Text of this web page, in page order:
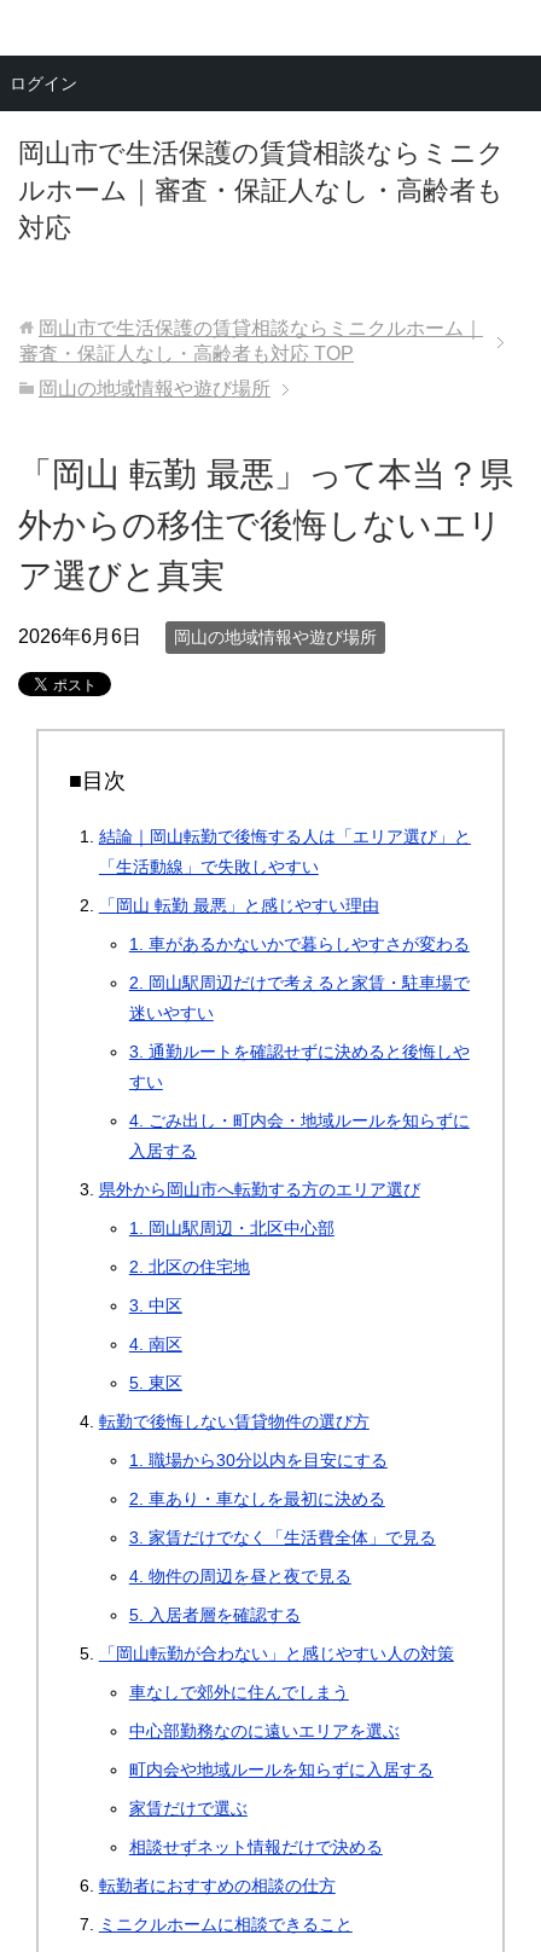
岡山市で生活保護の賃貸相談ならミニク
ルホーム｜審査・保証人なし・高齢者も
対応
メニュー
岡山市で生活保護の賃貸相談ならミニクルホーム｜
審査・保証人なし・高齢者も対応 TOP
岡山の地域情報や遊び場所
「岡山 転勤 最悪」って本当？県
外からの移住で後悔しないエリ
ア選びと真実
2026年6月6日 岡山の地域情報や遊び場所
■目次
結論｜岡山転勤で後悔する人は「エリア選び」と
「生活動線」で失敗しやすい
「岡山 転勤 最悪」と感じやすい理由
1. 車があるかないかで暮らしやすさが変わる
2. 岡山駅周辺だけで考えると家賃・駐車場で
迷いやすい
3. 通勤ルートを確認せずに決めると後悔しや
すい
4. ごみ出し・町内会・地域ルールを知らずに
入居する
県外から岡山市へ転勤する方のエリア選び
1. 岡山駅周辺・北区中心部
2. 北区の住宅地
3. 中区
4. 南区
5. 東区
転勤で後悔しない賃貸物件の選び方
1. 職場から30分以内を目安にする
2. 車あり・車なしを最初に決める
3. 家賃だけでなく「生活費全体」で見る
4. 物件の周辺を昼と夜で見る
5. 入居者層を確認する
「岡山転勤が合わない」と感じやすい人の対策
車なしで郊外に住んでしまう
中心部勤務なのに遠いエリアを選ぶ
町内会や地域ルールを知らずに入居する
家賃だけで選ぶ
相談せずネット情報だけで決める
転勤者におすすめの相談の仕方
ミニクルホームに相談できること
ログイン